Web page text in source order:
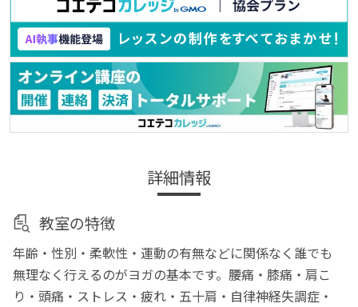
詳細情報
教室の特徴
年齢・性別・柔軟性・運動の有無などに関係なく誰でも
無理なく行えるのがヨガの基本です。腰痛・膝痛・肩こ
り・頭痛・ストレス・疲れ・五十肩・自律神経失調症・